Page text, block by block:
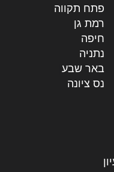
פתח תקווה
רמת גן
חיפה
נתניה
באר שבע
נס ציונה